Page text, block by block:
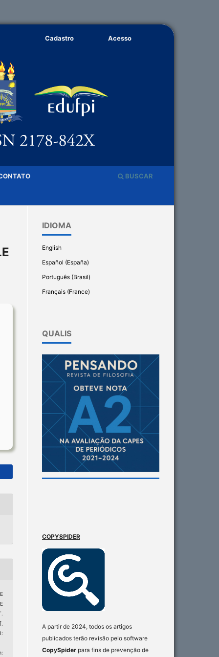
BUSCAR
Cadastro Acesso
,
IDIOMA
English
Español (España)
Português (Brasil)
Français (France)
QUALIS
COPYSPIDER
A partir de 2024, todos os artigos
publicados terão revisão pelo software
CopySpider para fins de prevenção de